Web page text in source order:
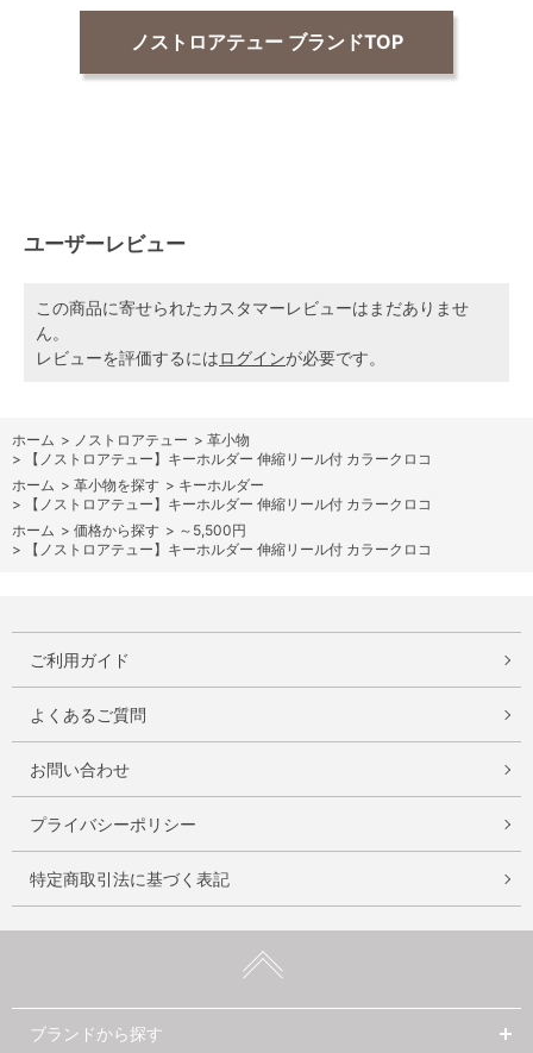
ノストロアテュー ブランドTOP
ユーザーレビュー
この商品に寄せられたカスタマーレビューはまだありませ
ん。
レビューを評価するにはログインが必要です。
ホーム > ノストロアテュー > 革小物
>
【ノストロアテュー】キーホルダー 伸縮リール付 カラークロコ
ホーム > 革小物を探す > キーホルダー
>
【ノストロアテュー】キーホルダー 伸縮リール付 カラークロコ
ホーム > 価格から探す > ～5,500円
>
【ノストロアテュー】キーホルダー 伸縮リール付 カラークロコ
ご利用ガイド
よくあるご質問
お問い合わせ
プライバシーポリシー
特定商取引法に基づく表記
ブランドから探す